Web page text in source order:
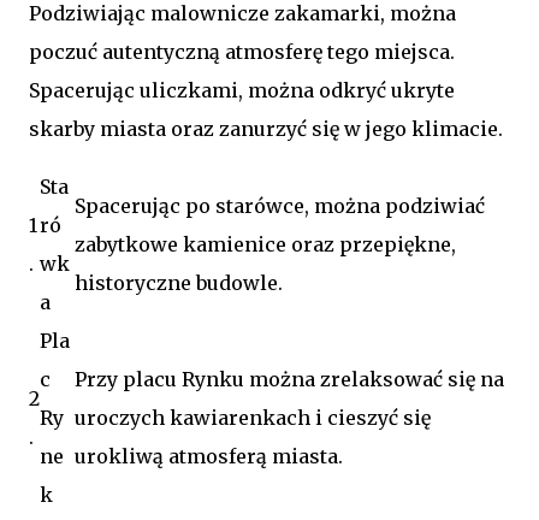
Podziwiając malownicze zakamarki, można
poczuć autentyczną atmosferę tego miejsca.
Spacerując uliczkami, można odkryć ukryte
skarby miasta oraz zanurzyć się w jego klimacie.
1
.
Sta
ró
wk
a
Spacerując po starówce, można podziwiać
zabytkowe kamienice oraz przepiękne,
historyczne budowle.
2
.
Pla
c
Ry
ne
k
Przy placu Rynku można zrelaksować się na
uroczych kawiarenkach i cieszyć się
urokliwą atmosferą miasta.